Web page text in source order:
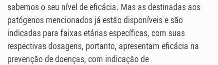
sabemos o seu nível de eficácia. Mas as destinadas aos
patógenos mencionados já estão disponíveis e são
indicadas para faixas etárias específicas, com suas
respectivas dosagens, portanto, apresentam eficácia na
prevenção de doenças, com indicação de